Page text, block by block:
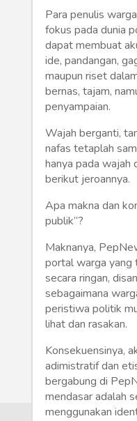
Hankam
Internasional
Bisnis
Humaniora
Sketsa
Tekno
Gaya
Wisata
Wanita
Para penulis
fokus pada dunia
dapat membuat
ide, pandangan,
maupun riset
bernas, tajam,
penyampaian.
Wajah berganti,
nafas tetaplah
hanya pada wajah
berikut jeroannya.
Apa makna dan
publik”?
Maknanya,
portal warga yang
secara ringan,
sebagaimana
peristiwa politik
lihat dan rasakan.
Konsekuensinya,
adimistratif dan
bergabung di
mendasar adalah
menggunakan